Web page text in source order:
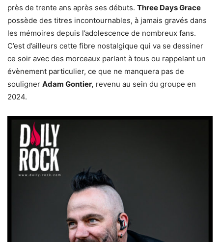
près de trente ans après ses débuts. Three Days Grace
possède des titres incontournables, à jamais gravés dans
les mémoires depuis l’adolescence de nombreux fans.
C’est d’ailleurs cette fibre nostalgique qui va se dessiner
ce soir avec des morceaux parlant à tous ou rappelant un
évènement particulier, ce que ne manquera pas de
souligner Adam Gontier, revenu au sein du groupe en
2024.